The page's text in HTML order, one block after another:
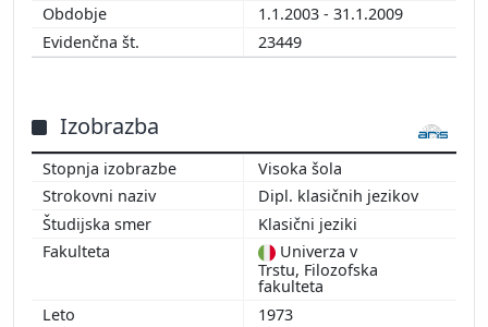
1.1.2003 - 31.1.2009
23449
Izobrazba
Visoka šola
Dipl. klasičnih jezikov
Klasični jeziki
Univerza v
Trstu, Filozofska
fakulteta
1973